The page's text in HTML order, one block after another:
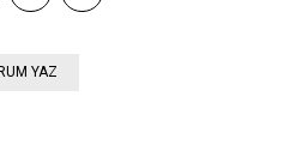
YAZ